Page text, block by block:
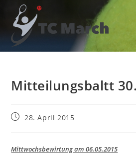
Inhalt
springen
Mitteilungsbaltt
Beitrag28. April 2015
Mittwochsbewirtung am 06.05.2015